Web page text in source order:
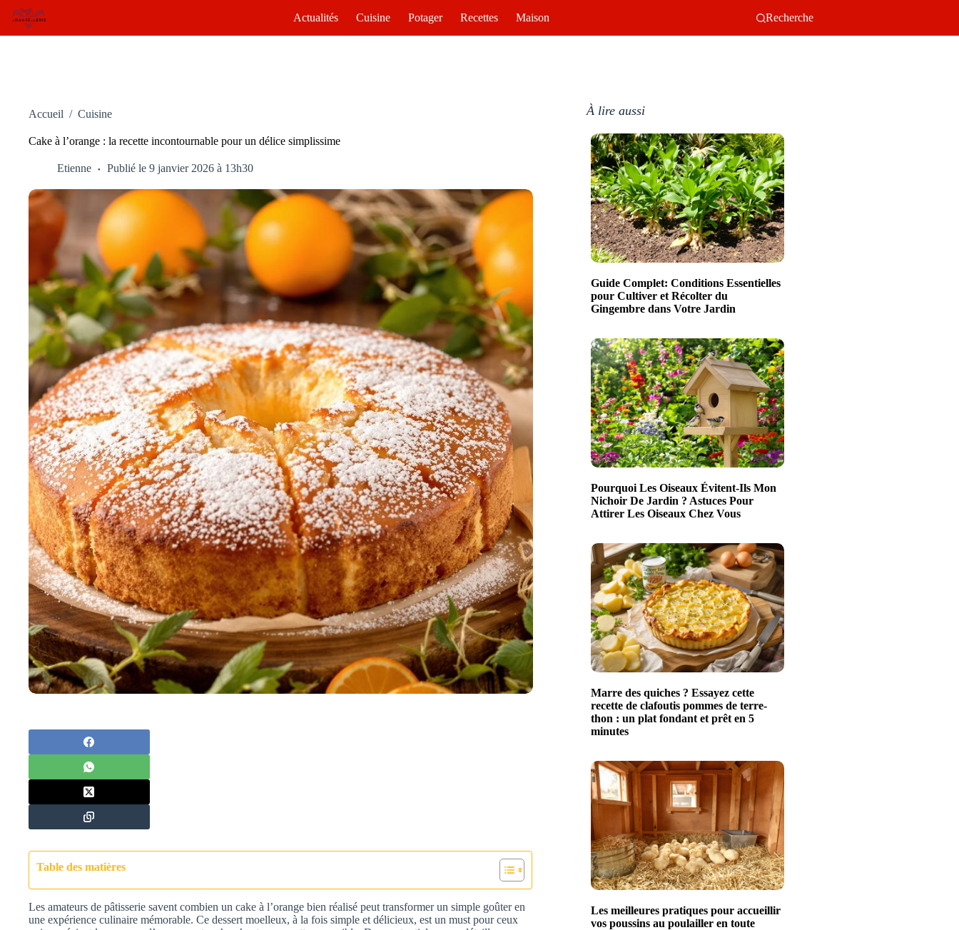
Passer
contenu
Actualités Cuisine Potager Recettes Maison Recherche
Accueil / Cuisine
Cake à l’orange : la recette incontournable pour un délice simplissime
Etienne Publié le 9 janvier 2026 à 13h30
Table des matières
Les amateurs de pâtisserie savent combien un cake à l’orange bien réalisé peut transformer un simple goûter en
une expérience culinaire mémorable. Ce dessert moelleux, à la fois simple et délicieux, est un must pour ceux
À lire aussi
Guide Complet: Conditions Essentielles
pour Cultiver et Récolter du
Gingembre dans Votre Jardin
Pourquoi Les Oiseaux Évitent-Ils Mon
Nichoir De Jardin ? Astuces Pour
Attirer Les Oiseaux Chez Vous
Marre des quiches ? Essayez cette
recette de clafoutis pommes de terre-
thon : un plat fondant et prêt en 5
minutes
Les meilleures pratiques pour accueillir
vos poussins au poulailler en toute